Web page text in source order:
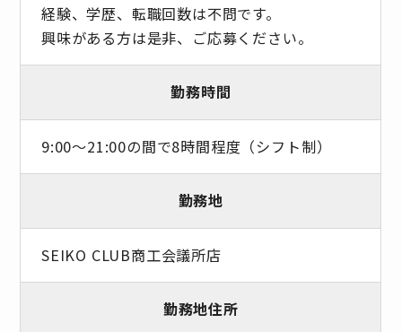
経験、学歴、転職回数は不問です。
興味がある方は是非、ご応募ください。
勤務時間
9:00〜21:00の間で8時間程度（シフト制）
勤務地
SEIKO CLUB商工会議所店
勤務地住所